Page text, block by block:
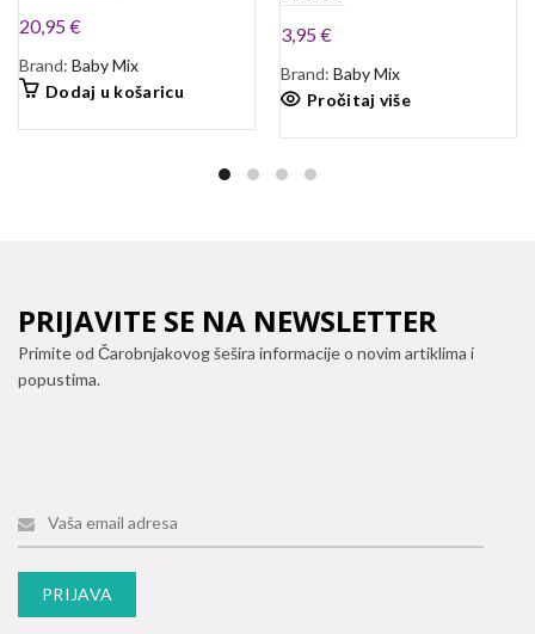
20,95€
Brand: Baby Mix
Dodaj u košaricu
3,95€
Brand: Baby Mix
Pročitaj više
PRIJAVITE SE NA NEWSLETTER
Primite od Čarobnjakovog šešira informacije o novim artiklima i
popustima.